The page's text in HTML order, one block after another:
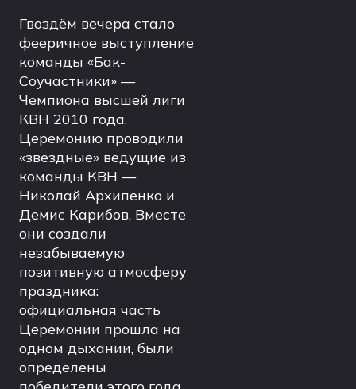
Гвоздём вечера стало
фееричное выступление
команды «Бак-
Соучастники» —
Чемпиона высшей лиги
КВН 2010 года.
Церемонию проводили
«звездные» ведущие из
команды КВН —
Николай Архипенко и
Демис Карибов. Вместе
они создали
незабываемую
позитивную атмосферу
праздника:
официальная часть
Церемонии прошла на
одном дыхании, были
определены